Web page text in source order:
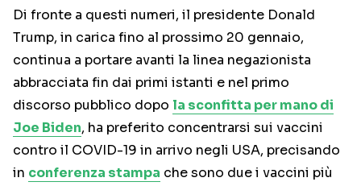
Di fronte a questi numeri, il presidente Donald
Trump, in carica fino al prossimo 20 gennaio,
continua a portare avanti la linea negazionista
abbracciata fin dai primi istanti e nel primo
discorso pubblico dopo la sconfitta per mano di
Joe Biden, ha preferito concentrarsi sui vaccini
contro il COVID-19 in arrivo negli USA, precisando
in conferenza stampa che sono due i vaccini più